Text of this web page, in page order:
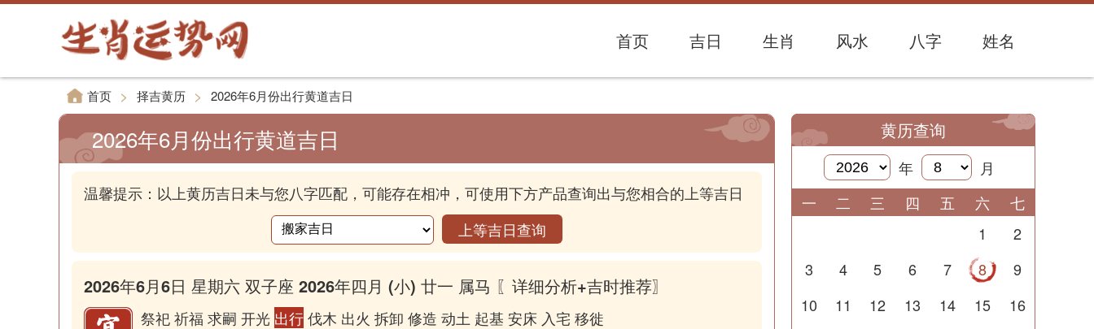
首页 吉日 生肖 风水 八字 姓名
首页 > 择吉黄历 > 2026年6月份出行黄道吉日
2026年6月份出行黄道吉日
温馨提示：以上黄历吉日未与您八字匹配，可能存在相冲，可使用下方产品查询出与您相合的上等吉日
上等吉日查询
2026年6月6日 星期六 双子座 2026年四月 (小) 廿一 属马 〖详细分析+吉时推荐〗
祭祀 祈福 求嗣 开光 出行伐木 出火 拆卸 修造 动土 起基 安床 入宅 移徙
黄历查询
年
月
一
二 三 四 五 六
七
1
2
3
4 5 6 7 8
9
10
11 12 13 14 15
16